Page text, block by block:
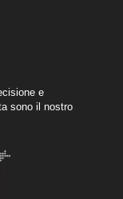
e
sono il nostro